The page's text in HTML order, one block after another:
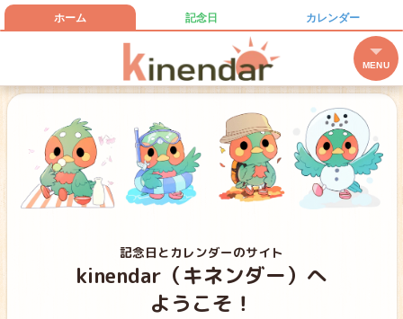
ホーム 記念日 カレンダー
MENU
記念日とカレンダーのサイト
kinendar（キネンダー）へ
ようこそ！